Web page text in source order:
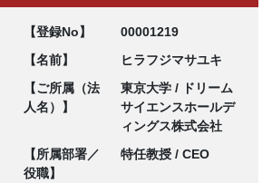
【登録No】
00001219
【名前】
ヒラフジマサユキ
【ご所属（法
人名）】
東京大学 / ドリーム
サイエンスホールデ
ィングス株式会社
【所属部署／
役職】
特任教授 / CEO